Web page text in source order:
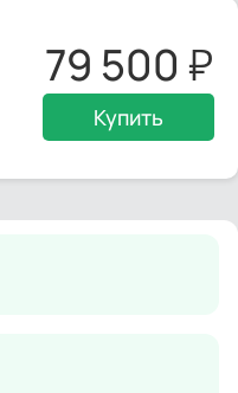
79 500
Купить